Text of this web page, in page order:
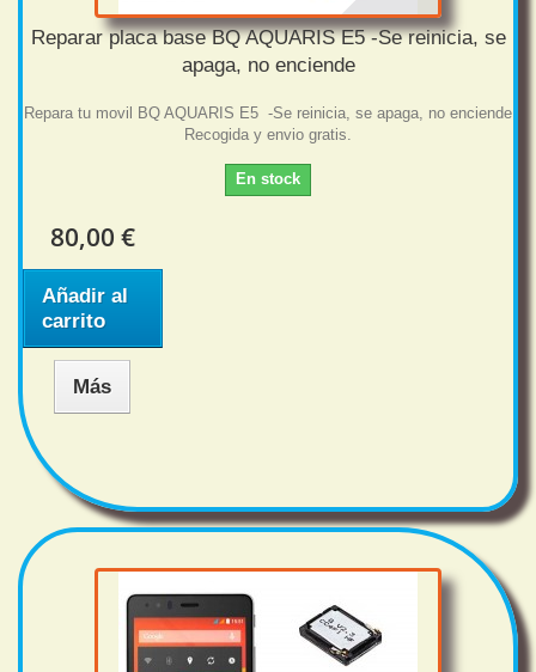
Reparar placa base BQ AQUARIS E5 -Se reinicia, se
apaga, no enciende
Repara tu movil BQ AQUARIS E5 -Se reinicia, se apaga, no enciende
Recogida y envio gratis.
En stock
80,00 €
Añadir al
carrito
Más